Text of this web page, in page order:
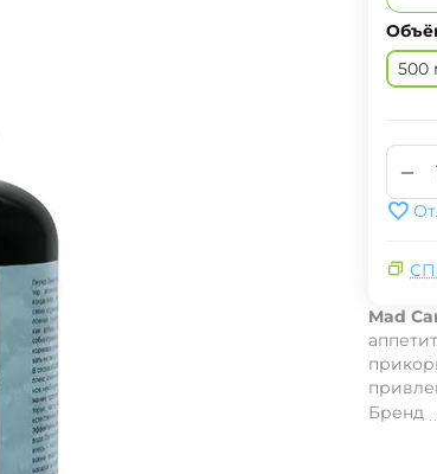
500
−
Mad
Бренд